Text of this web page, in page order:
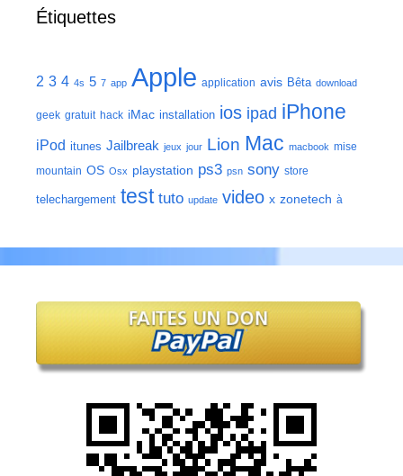
Étiquettes
2 3 4 4s 5 7 app Apple application avis Bêta download
geek gratuit hack iMac installation ios ipad iPhone
iPod itunes Jailbreak jeux jour Lion Mac macbook mise
mountain OS Osx playstation ps3 psn sony store
telechargement test tuto update video x zonetech à